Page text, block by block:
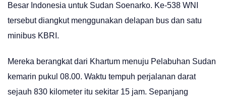
Besar Indonesia untuk Sudan Soenarko. Ke-538 WNI
tersebut diangkut menggunakan delapan bus dan satu
minibus KBRI.
Mereka berangkat dari Khartum menuju Pelabuhan Sudan
kemarin pukul 08.00. Waktu tempuh perjalanan darat
sejauh 830 kilometer itu sekitar 15 jam. Sepanjang